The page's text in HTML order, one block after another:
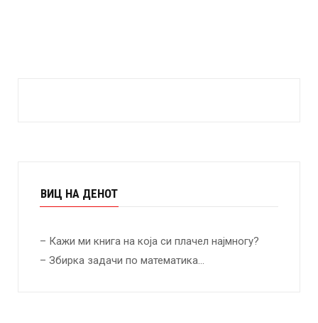
ВИЦ НА ДЕНОТ
– Кажи ми книга на која си плачел најмногу?
– Збирка задачи по математика…